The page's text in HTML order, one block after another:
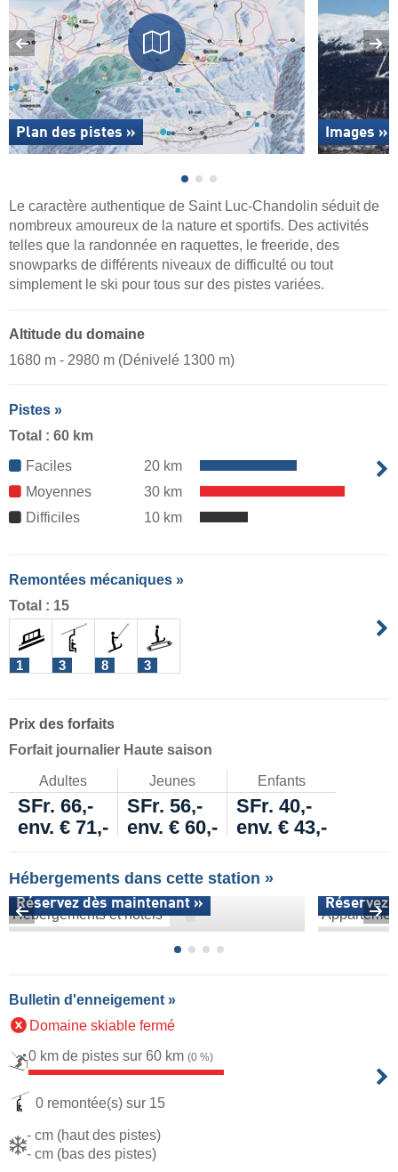
Plan des pistes » Images »
Le caractère authentique de Saint Luc-Chandolin séduit de
nombreux amoureux de la nature et sportifs. Des activités
telles que la randonnée en raquettes, le freeride, des
snowparks de différents niveaux de difficulté ou tout
simplement le ski pour tous sur des pistes variées.
Altitude du domaine
1680 m - 2980 m (Dénivelé 1300 m)
Pistes »
Total : 60 km
Faciles
20 km
Moyennes
30 km
Difficiles
10 km
Remontées mécaniques »
Total : 15
1 3 8 3
Prix des forfaits
Forfait journalier Haute saison
Adultes Jeunes Enfants
SFr. 66,- SFr. 56,-
SFr. 40,-
env. € 71,-
env. € 60,- env. € 43,-
Hébergements dans cette station »
Hébergements et hôtels
Réservez dès maintenant » Réservez
Bulletin d'enneigement »
Domaine skiable fermé
0 km de pistes sur 60 km (0 %)
0 remontée(s) sur 15
- cm (haut des pistes)
- cm (bas des pistes)